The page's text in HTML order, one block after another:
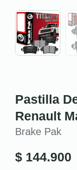
Pastilla
Renault
Brake Pak
$ 144.900